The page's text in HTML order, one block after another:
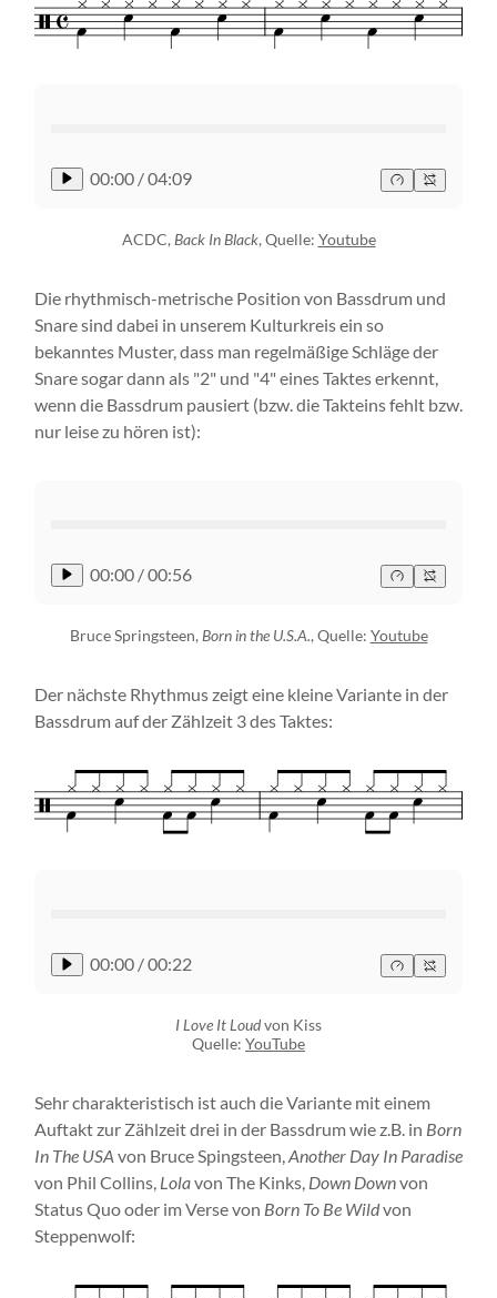
00:00 /04:09
ACDC, Back In Black, Quelle: Youtube
Die rhythmisch-metrische Position von Bassdrum und
Snare sind dabei in unserem Kulturkreis ein so
bekanntes Muster, dass man regelmäßige Schläge der
Snare sogar dann als "2" und "4" eines Taktes erkennt,
wenn die Bassdrum pausiert (bzw. die Takteins fehlt bzw.
nur leise zu hören ist):
00:00 /00:56
Bruce Springsteen, Born in the U.S.A., Quelle: Youtube
Der nächste Rhythmus zeigt eine kleine Variante in der
Bassdrum auf der Zählzeit 3 des Taktes:
00:00 /00:22
I Love It Loudvon Kiss
Quelle: YouTube
Sehr charakteristisch ist auch die Variante mit einem
Auftakt zur Zählzeit drei in der Bassdrum wie z.B. in Born
In The USA von Bruce Spingsteen,Another Day In Paradise
von Phil Collins, Lolavon The Kinks, Down Downvon
Status Quo oder im Verse von Born To Be Wildvon
Steppenwolf: